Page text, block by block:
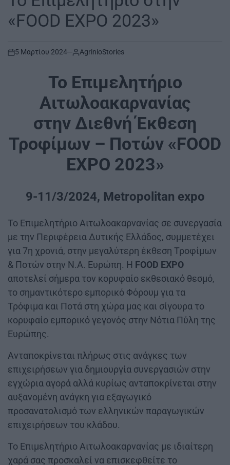
«FOOD EXPO 2023»
on
5 Μαρτίου 2024 AgrinioStories
Το Επιμελητήριο
Αιτωλοακαρνανίας
στην Διεθνή Έκθεση
Τροφίμων – Ποτών «FOOD
EXPO 2023»
9-11/3/2024, Metropolitan expo
Το Επιμελητήριο Αιτωλοακαρνανίας σε συνεργασία
με την Περιφέρεια Δυτικής Ελλάδος, συμμετέχει
για 7η χρονιά, στην μεγαλύτερη έκθεση Τροφίμων
& Ποτών στην Ν.Α. Ευρώπη. Η FOOD EXPO
αποτελεί σήμερα τον κορυφαίο εκθεσιακό θεσμό,
το σημαντικότερο εμπορικό Φόρουμ για τα
Τρόφιμα και Ποτά στη χώρα μας και σίγουρα το
κορυφαίο εμπορικό γεγονός στην Νότια Πύλη της
Ευρώπης.
Ανταποκρίνεται πλήρως στις ανάγκες των
επιχειρήσεων για δημιουργία συνεργασιών στην
εγχώρια αγορά αλλά κυρίως ανταποκρίνεται στην
αυξανομένη ανάγκη για εξαγωγικό
προσανατολισμό των ελληνικών παραγωγικών
επιχειρήσεων του κλάδου.
Το Επιμελητήριο Αιτωλοακαρνανίας με ιδιαίτερη
χαρά σας προσκαλεί να επισκεφθείτε το